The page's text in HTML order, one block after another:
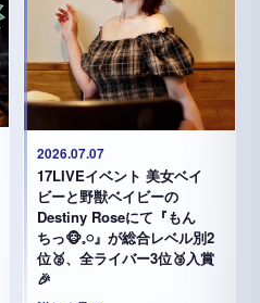
2026.07.07
17LIVEイベント 美女ベイ
ビーと野獣ベイビーの
Destiny Roseにて『もん
ちっ🐵𓈒𓏸︎︎︎︎』が総合レベル別2
位🥈、全ライバー3位🥉入賞
🎉